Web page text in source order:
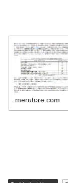
merutore.com